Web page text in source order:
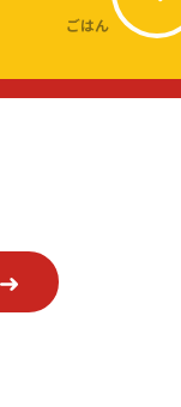
ごはん